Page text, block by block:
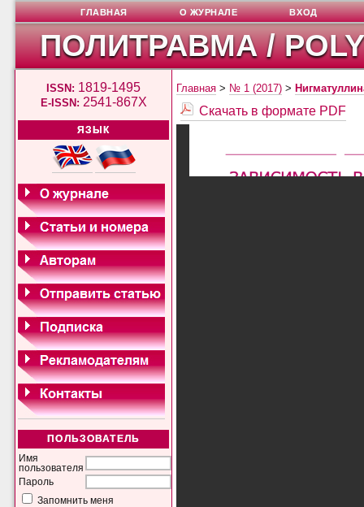
ПОЛИТРАВМА /
ISSN: 1819-1495
E-ISSN: 2541-867X
ЯЗЫК
ПОЛЬЗОВАТЕЛЬ
Имя
пользователя
Пароль
Запомнить меня
ГЛАВНАЯ О ЖУРНАЛЕ ВХОД
Главная > № 1 (2017) >
Скачать в формате PDF